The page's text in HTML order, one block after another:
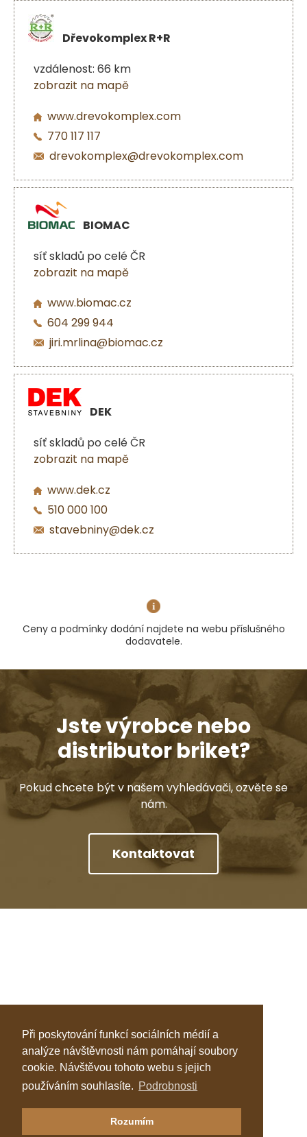
Při poskytování funkcí sociálních médií a
analýze návštěvnosti nám pomáhají soubory
cookie. Návštěvou tohoto webu s jejich
používáním souhlasíte. Podrobnosti
Rozumím
Dřevokomplex R+R
vzdálenost: 66 km
zobrazit na mapě
www.drevokomplex.com
770 117 117
drevokomplex@drevokomplex.com
BIOMAC
síť skladů po celé ČR
zobrazit na mapě
www.biomac.cz
604 299 944
jiri.mrlina@biomac.cz
DEK
síť skladů po celé ČR
zobrazit na mapě
www.dek.cz
510 000 100
stavebniny@dek.cz
Ceny a podmínky dodání najdete na webu příslušného
dodavatele.
Jste výrobce nebo
distributor briket?
Pokud chcete být v našem vyhledávači, ozvěte se
nám.
Kontaktovat
Klastr Česká peleta
Katalog topenářů